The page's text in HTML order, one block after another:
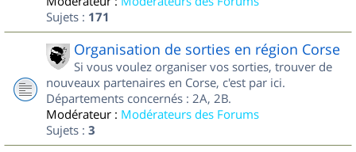
Sujets : 171
Organisation de sorties en région Corse
Si vous voulez organiser vos sorties, trouver de
nouveaux partenaires en Corse, c'est par ici.
Départements concernés : 2A, 2B.
Modérateur : Modérateurs des Forums
Sujets : 3